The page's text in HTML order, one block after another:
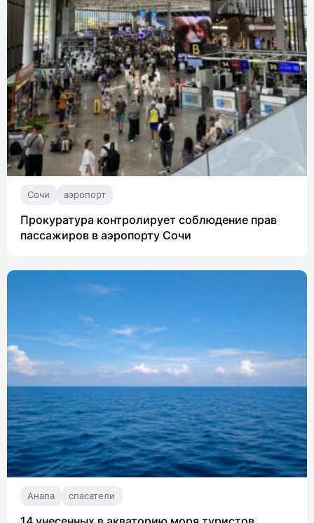
Сочи аэропорт
Прокуратура контролирует соблюдение прав
пассажиров в аэропорту Сочи
Анапа спасатели